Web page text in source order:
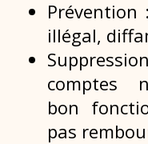
illégal,
comptes
bon
pas